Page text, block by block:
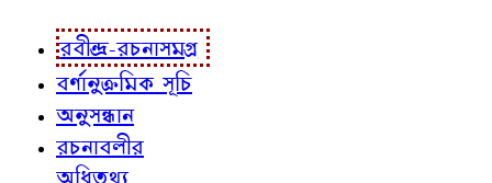
রবীন্দ্র-রচনাসমগ্র
বর্ণানুক্রমিক সূচি
অনুসন্ধান
রচনাবলীর
অধিতথ্য